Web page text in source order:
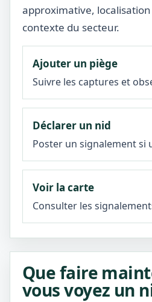
approximative,
contexte du secteur.
Ajouter un piège
Suivre les captures et
Déclarer un nid
Poster un signalement si
Voir la carte
Consulter les
Que faire
vous voyez un